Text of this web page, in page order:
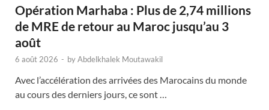
Opération Marhaba : Plus de 2,74 millions
de MRE de retour au Maroc jusqu’au 3
août
6 août 2026 - byAbdelkhalek Moutawakil
Avec l’accélération des arrivées des Marocains du monde
au cours des derniers jours, ce sont …